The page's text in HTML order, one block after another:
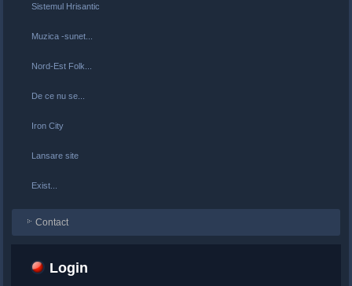
Sistemul Hrisantic
Muzica -sunet...
Nord-Est Folk...
De ce nu se...
Iron City
Lansare site
Exist...
Contact
Login